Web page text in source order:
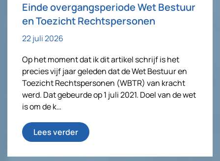
Einde overgangsperiode Wet Bestuur
en Toezicht Rechtspersonen
22 juli 2026
Op het moment dat ik dit artikel schrijf is het
precies vijf jaar geleden dat de Wet Bestuur en
Toezicht Rechtspersonen (WBTR) van kracht
werd. Dat gebeurde op 1 juli 2021. Doel van de wet
is om de k…
Lees verder